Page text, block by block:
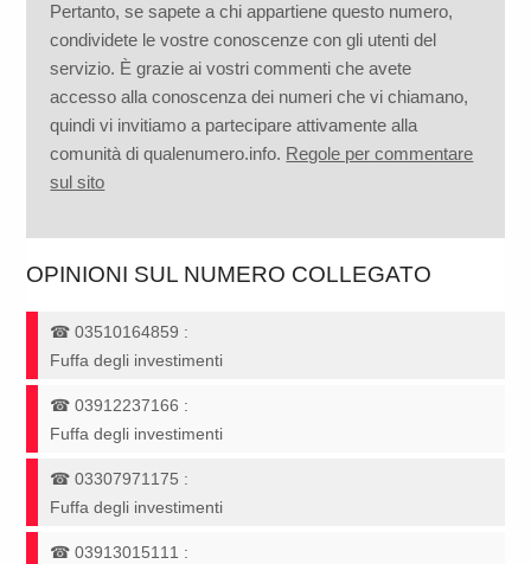
Pertanto, se sapete a chi appartiene questo numero,
condividete le vostre conoscenze con gli utenti del
servizio. È grazie ai vostri commenti che avete
accesso alla conoscenza dei numeri che vi chiamano,
quindi vi invitiamo a partecipare attivamente alla
comunità di qualenumero.info. Regole per commentare
sul sito
OPINIONI SUL NUMERO COLLEGATO
☎03510164859 :
Fuffa degli investimenti
☎03912237166 :
Fuffa degli investimenti
☎03307971175 :
Fuffa degli investimenti
☎03913015111 :